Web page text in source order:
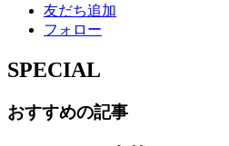
友だち追加
フォロー
SPECIAL
おすすめの記事